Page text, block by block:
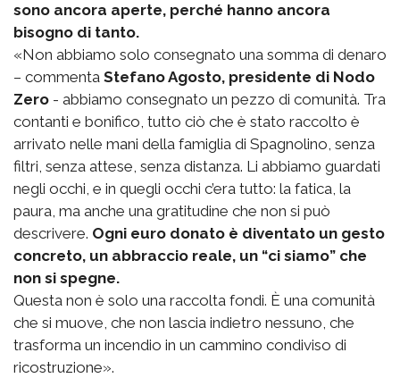
sono ancora aperte, perché hanno ancora
bisogno di tanto.
«Non abbiamo solo consegnato una somma di denaro
– commenta Stefano Agosto, presidente di Nodo
Zero - abbiamo consegnato un pezzo di comunità. Tra
contanti e bonifico, tutto ciò che è stato raccolto è
arrivato nelle mani della famiglia di Spagnolino, senza
filtri, senza attese, senza distanza. Li abbiamo guardati
negli occhi, e in quegli occhi c’era tutto: la fatica, la
paura, ma anche una gratitudine che non si può
descrivere. Ogni euro donato è diventato un gesto
concreto, un abbraccio reale, un “ci siamo” che
non si spegne.
Questa non è solo una raccolta fondi. È una comunità
che si muove, che non lascia indietro nessuno, che
trasforma un incendio in un cammino condiviso di
ricostruzione».